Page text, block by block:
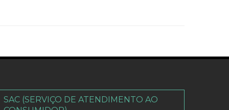
SAC (SERVIÇO DE ATENDIMENTO AO